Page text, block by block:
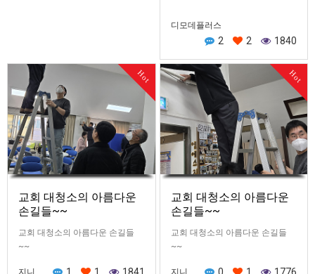
디모데플러스
2 2 1840
Hot
교회 대청소의 아름다운
손길들~~
교회 대청소의 아름다운 손길들
~~
지니 1 1 1841
Hot
교회 대청소의 아름다운
손길들~~
교회 대청소의 아름다운 손길들
~~
지니 0 1 1776